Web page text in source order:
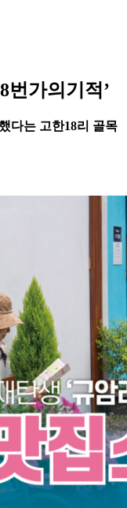
번가의기적’
다는 고한18리 골목